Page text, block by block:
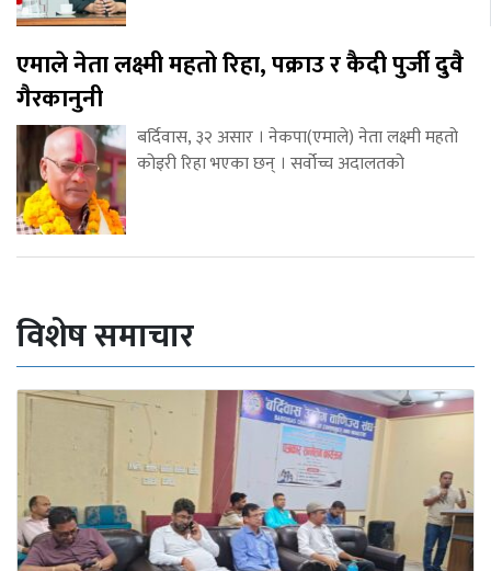
एमाले नेता लक्ष्मी महतो रिहा, पक्राउ र कैदी पुर्जी दुवै
गैरकानुनी
बर्दिवास, ३२ असार । नेकपा(एमाले) नेता लक्ष्मी महतो
कोइरी रिहा भएका छन् । सर्वोच्च अदालतको
विशेष समाचार